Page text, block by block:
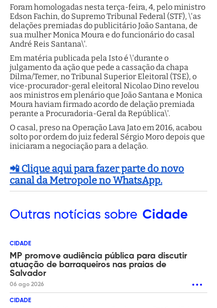
Foram homologadas nesta terça-feira, 4, pelo ministro
Edson Fachin, do Supremo Tribunal Federal (STF), \'as
delações premiadas do publicitário João Santana, de
sua mulher Monica Moura e do funcionário do casal
André Reis Santana\'.
Em matéria publicada pela Isto é \'durante o
julgamento da ação que pede a cassação da chapa
Dilma/Temer, no Tribunal Superior Eleitoral (TSE), o
vice-procurador-geral eleitoral Nicolao Dino revelou
aos ministros em plenário que João Santana e Monica
Moura haviam firmado acordo de delação premiada
perante a Procuradoria-Geral da República\'.
O casal, preso na Operação Lava Jato em 2016, acabou
solto por ordem do juiz federal Sérgio Moro depois que
iniciaram a negociação para a delação.
📲 Clique aqui para fazer parte do novo
canal da Metropole no WhatsApp.
Outras notícias sobre Cidade
CIDADE
MP promove audiência pública para discutir
atuação de barraqueiros nas praias de
Salvador
06 ago 2026
CIDADE